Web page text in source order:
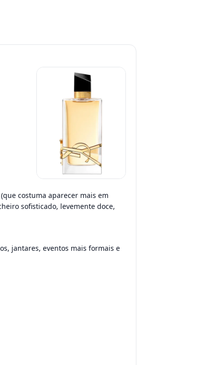
costuma aparecer mais em
sofisticado, levemente doce,
jantares, eventos mais formais e